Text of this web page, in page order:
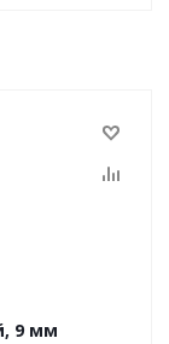
9 мм